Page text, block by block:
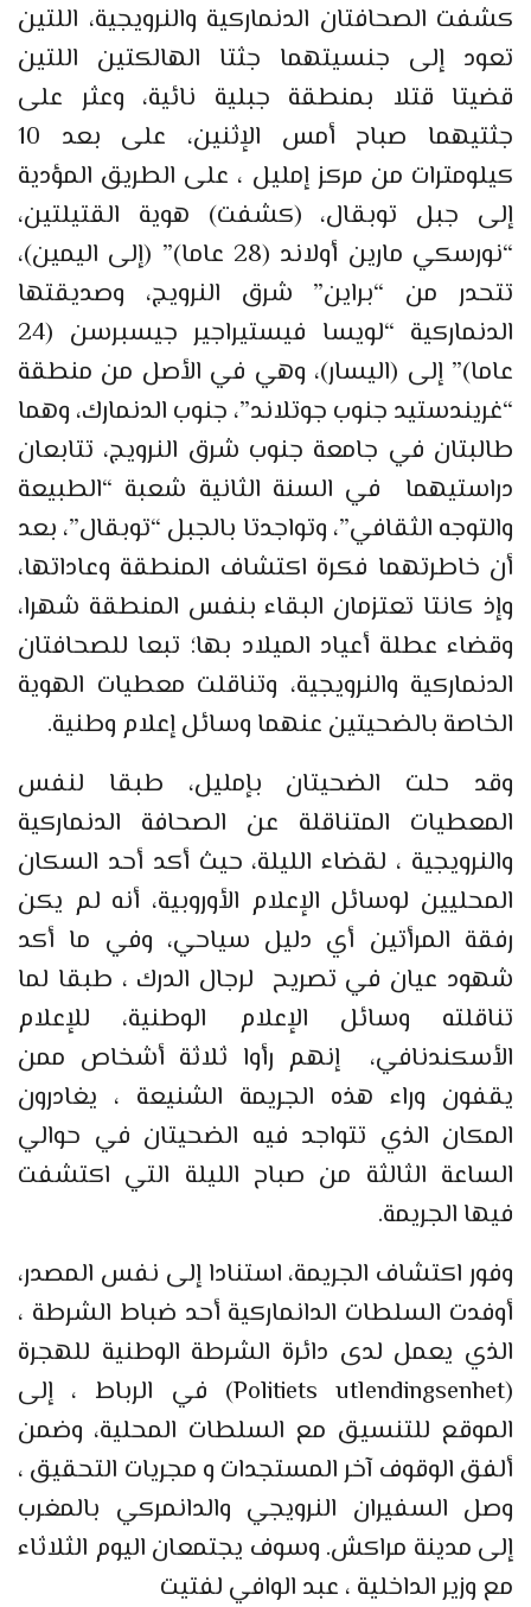
كشفت الصحافتان الدنماركية والنرويجية، اللتين
تعود إلى جنسيتهما جثتا الهالكتين اللتين
قضيتا قتلا بمنطقة جبلية نائية، وعثر على
جثتيهما صباح أمس الإثنين، على بعد 10
كيلومترات من مركز إمليل ، على الطريق المؤدية
إلى جبل توبقال، (كشفت) هوية القتيلتين،
“نورسكي مارين أولاند (28 عاما)” (إلى اليمين)،
تتحدر من “براين” شرق النرويج، وصديقتها
الدنماركية “لويسا فيستيراجير جيسبرسن (24
عاما)” إلى (اليسار)، وهي في الأصل من منطقة
“غريندستيد جنوب جوتلاند”، جنوب الدنمارك، وهما
طالبتان في جامعة جنوب شرق النرويج، تتابعان
دراستيهما في السنة الثانية شعبة “الطبيعة
والتوجه الثقافي”، وتواجدتا بالجبل “توبقال”، بعد
أن خاطرتهما فكرة اكتشاف المنطقة وعاداتها،
وإذ كانتا تعتزمان البقاء بنفس المنطقة شهرا،
وقضاء عطلة أعياد الميلاد بها؛ تبعا للصحافتان
الدنماركية والنرويجية، وتناقلت معطيات الهوية
الخاصة بالضحيتين عنهما وسائل إعلام وطنية.
وقد حلت الضحيتان بإمليل، طبقا لنفس
المعطيات المتناقلة عن الصحافة الدنماركية
والنرويجية ، لقضاء الليلة، حيث أكد أحد السكان
المحليين لوسائل الإعلام الأوروبية، أنه لم يكن
رفقة المرأتين أي دليل سياحي، وفي ما أكد
شهود عيان في تصريح لرجال الدرك ، طبقا لما
تناقلته وسائل الإعلام الوطنية، للإعلام
الأسكندنافي، إنهم رأوا ثلاثة أشخاص ممن
يقفون وراء هذه الجريمة الشنيعة ، يغادرون
المكان الذي تتواجد فيه الضحيتان في حوالي
الساعة الثالثة من صباح الليلة التي اكتشفت
فيها الجريمة.
وفور اكتشاف الجريمة، استنادا إلى نفس المصدر،
أوفدت السلطات الدانماركية أحد ضباط الشرطة ،
الذي يعمل لدى دائرة الشرطة الوطنية للهجرة
(Politiets utlendingsenhet) في الرباط ، إلى
الموقع للتنسيق مع السلطات المحلية، وضمن
ألفق الوقوف آخر المستجدات و مجريات التحقيق ،
وصل السفيران النرويجي والدانمركي بالمغرب
إلى مدينة مراكش. وسوف يجتمعان اليوم الثلاثاء
مع وزير الداخلية ، عبد الوافي لفتيت